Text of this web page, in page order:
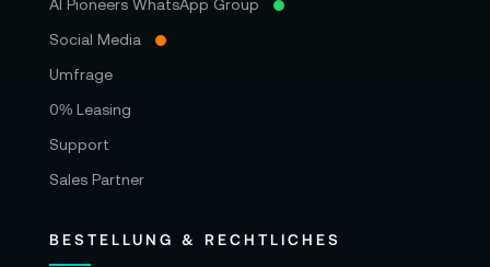
AI Pioneers WhatsApp Group
Social Media
Umfrage
0% Leasing
Support
Sales Partner
BESTELLUNG & RECHTLICHES